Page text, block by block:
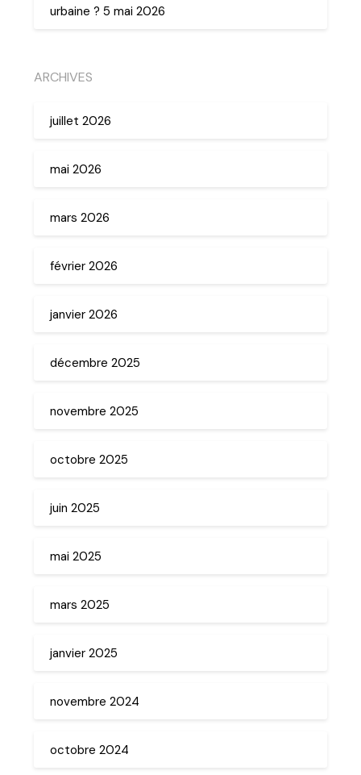
urbaine ? 5 mai 2026
ARCHIVES
juillet 2026
mai 2026
mars 2026
février 2026
janvier 2026
décembre 2025
novembre 2025
octobre 2025
juin 2025
mai 2025
mars 2025
janvier 2025
novembre 2024
octobre 2024